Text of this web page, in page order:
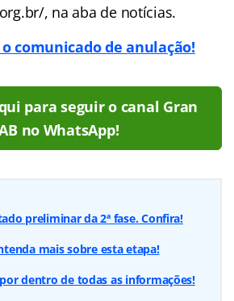
, na aba de notícias.
comunicado de anulação!
para seguir o canal Gran
no WhatsApp!
preliminar da 2ª fase. Confira!
mais sobre esta etapa!
dentro de todas as informações!